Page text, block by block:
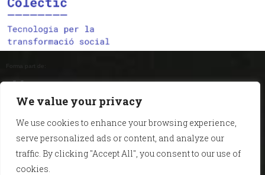
We value your privacy
We use cookies to enhance your browsing experience,
serve personalized ads or content, and analyze our
traffic. By clicking "Accept All", you consent to our use of
cookies.
Forma part de:
En col·laboració amb: